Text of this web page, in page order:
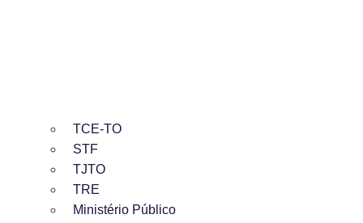
TCE-TO
STF
TJTO
TRE
Ministério Público